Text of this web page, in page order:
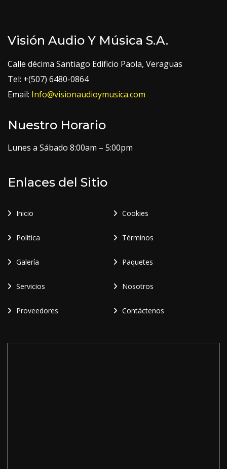
Visión Audio Y Música S.A.
Calle décima Santiago Edificio Paola, Veraguas
Tel: +(507) 6480-0864
Email: Info@visionaudioymusica.com
Nuestro Horario
Lunes a Sábado 8:00am – 5:00pm
Enlaces del Sitio
Inicio Cookies
Política Términos
Galería Paquetes
Servicios Nosotros
Proveedores Contáctenos